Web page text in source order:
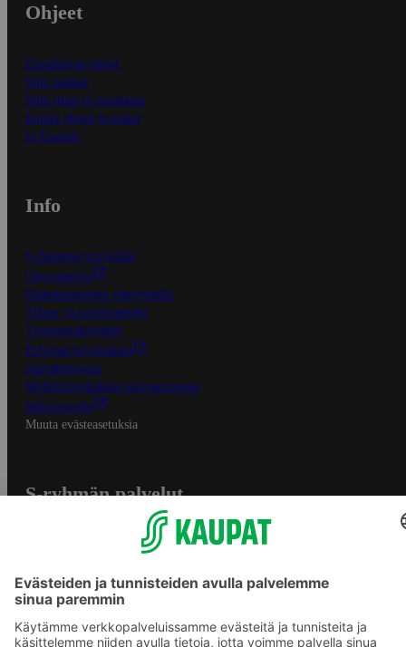
Ohjeet
Ensitilaajan ohjeet
Näin maksat
Näin tilaat ja muokkaat
Kaikki ohjeet ja vinkit
In English
Info
S-Business yrityksille
Oiva-raportit
Osuuskauppojen yhteystiedot
Tilaus- ja toimitusehdot
Tietosuojakäytäntö
Palvelun käyttöehdot
Saavutettavuus
Mobiilisovelluksen saavutettavuus
Mainostajalle
Muuta evästeasetuksia
S-ryhmän palvelut
Yhteishyvä Ruoka -sovellus
S-ostoslista -sovellus
Prisma.fi